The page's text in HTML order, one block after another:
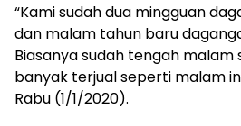
“Kami sudah dua mingguan
dan malam tahun baru
Biasanya sudah tengah
banyak terjual seperti malam
Rabu (1/1/2020).